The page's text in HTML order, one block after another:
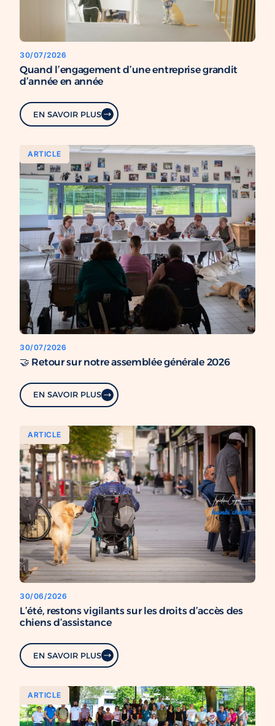
30/07/2026
Quand l’engagement d’une entreprise grandit
d’année en année
EN SAVOIR PLUS
ARTICLE
30/07/2026
🤝 Retour sur notre assemblée générale 2026
EN SAVOIR PLUS
ARTICLE
30/06/2026
L’été, restons vigilants sur les droits d’accès des
chiens d’assistance
EN SAVOIR PLUS
ARTICLE